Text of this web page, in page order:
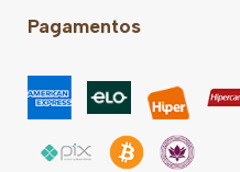
Pagamentos